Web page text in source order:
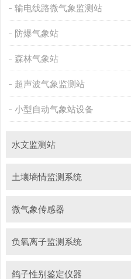
输电线路微气象监测站
防爆气象站
森林气象站
超声波气象监测站
小型自动气象站设备
水文监测站
土壤墒情监测系统
微气象传感器
负氧离子监测系统
鸽子性别鉴定仪器